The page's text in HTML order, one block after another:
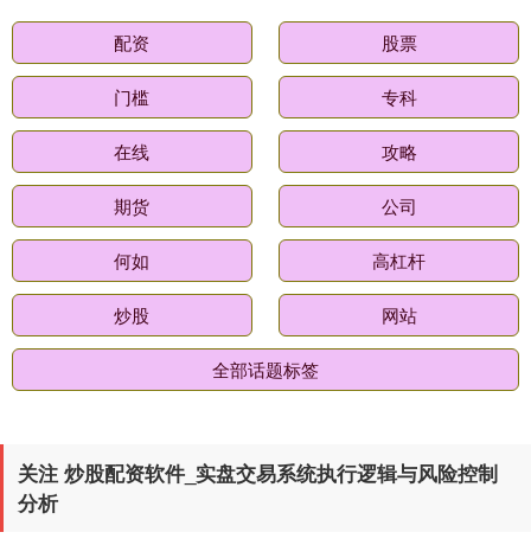
国债指数 229.59 -0.00 0.00%
期指IC0 7730.00 -1.00 -0.01%
配资 股票
门槛 专科
在线 攻略
期货 公司
何如 高杠杆
炒股 网站
全部话题标签
关注 炒股配资软件_实盘交易系统执行逻辑与风险控制
分析